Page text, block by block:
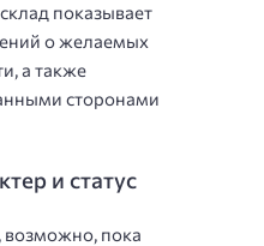
показывает
о желаемых
а также
сторонами
и статус
пока